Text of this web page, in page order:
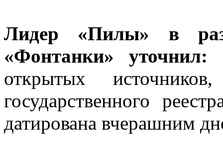
Лидер «Пилы» в
«Фонтанки» уточнил:
открытых
государственного
датирована вчерашним